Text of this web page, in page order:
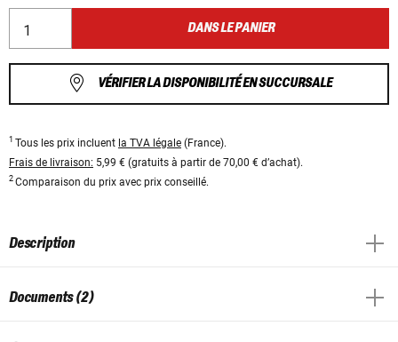
DANS LE PANIER
VÉRIFIER LA DISPONIBILITÉ EN SUCCURSALE
1 Tous les prix incluent la TVA légale (France).
Frais de livraison: 5,99 € (gratuits à partir de 70,00 € d’achat).
2 Comparaison du prix avec prix conseillé.
Description
Documents (2)